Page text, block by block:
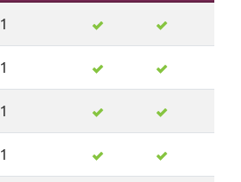
1
1
1
1